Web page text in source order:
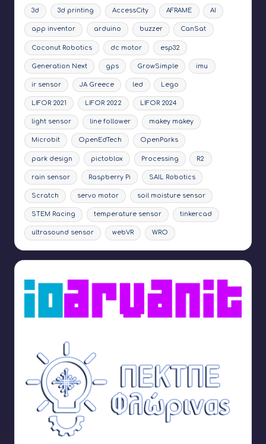
3d 3d printing AccessCity AFRAME AI
app inventor arduino buzzer CanSat
Coconut Robotics dc motor esp32
Generation Next gps GrowSimple imu
ir sensor JA Greece led Lego
LIFOR 2021 LIFOR 2022 LIFOR 2024
light sensor line follower makey makey
Microbit OpenEdTech OpenParks
park design pictoblox Processing R2
rain sensor Raspberry Pi SAIL Robotics
Scratch servo motor soil moisture sensor
STEM Racing temperature sensor tinkercad
ultrasound sensor webVR WRO